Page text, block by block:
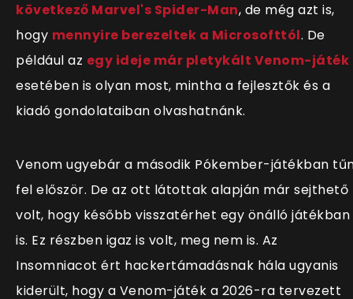
következő Marvel's Spider-Man, de még azt is,
hogy mennyire berezeltek a Microsofttól. De
például az egy ideje már pletykált Venom-játék
esetében is olyan most, mintha a fejlesztők és a
kiadó gondolataiban olvashatnánk.
Venom ugyebár a második Pókember-játékban
fel először. De az ott látottak alapján már sejthető
volt, hogy később visszatérhet egy önálló játékban
is. Ez részben igaz is volt, meg nem is. Az
Insomniacot ért hackertámadásnak hála ugyanis
kiderült, hogy a Venom-játék a 2026-ra tervezett